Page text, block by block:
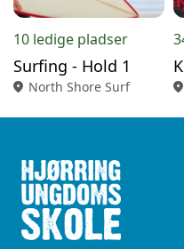
10 ledige pladser
Surfing - Hold 1
location_on North Shore Surf location_on